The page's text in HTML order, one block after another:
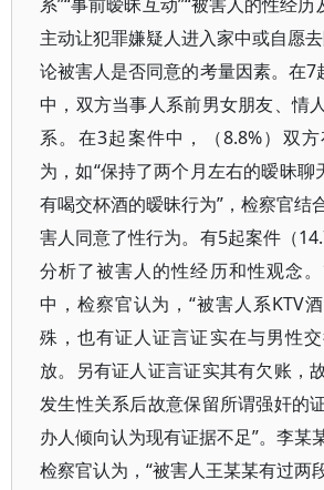
主动让犯罪嫌疑人进入家中或自愿
论被害人是否同意的考量因素。在7
中，双方当事人系前男女朋友、情
系。在3起案件中，（8.8%）双
为，如“保持了两个月左右的暧昧聊
有喝交杯酒的暧昧行为”，检察官结
害人同意了性行为。有5起案件（
分析了被害人的性经历和性观念
中，检察官认为，“被害人系KTV
殊，也有证人证言证实在与男性
放。另有证人证言证实其有欠账，
发生性关系后故意保留所谓强奸的
办人倾向认为现有证据不足”。李某
检察官认为，“被害人王某某有过两